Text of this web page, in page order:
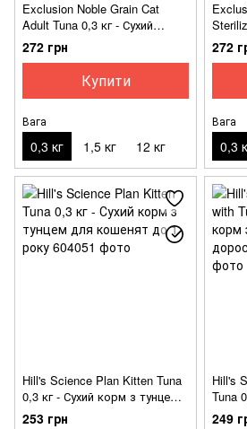
Exclusion Noble Grain Cat
Adult Tuna 0,3 кг - Сухий
монопротеїновий корм з
тунцем для дорослих котів
всіх порід віком від 12
272 грн
Купити
Вага
0,3 кг 1,5 кг 12 кг
з
272
Вага
0,3
Hill's Science Plan Kitten Tuna
0,3 кг - Сухий корм з тунцем
для кошенят до 1 року
253 грн
Hill's
Tuna
249